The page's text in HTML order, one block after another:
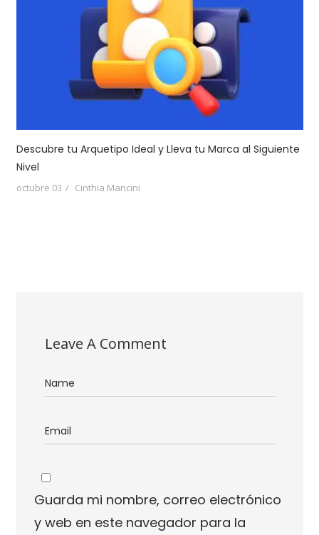
Descubre tu Arquetipo Ideal y Lleva tu Marca al Siguiente
Nivel
octubre 03 Cinthia Mancini
Leave A Comment
Guarda mi nombre, correo electrónico
y web en este navegador para la